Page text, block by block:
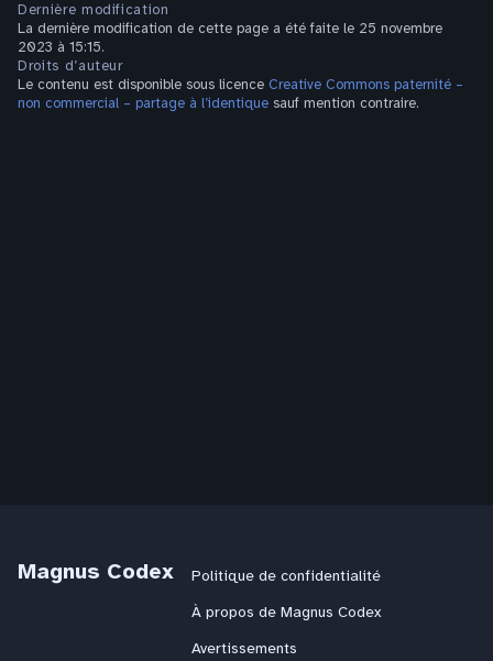
Dernière modification
La dernière modification de cette page a été faite le 25 novembre
2023 à 15:15.
Droits d’auteur
Le contenu est disponible sous licence Creative Commons paternité –
non commercial – partage à l’identique sauf mention contraire.
Magnus Codex
Politique de confidentialité
À propos de Magnus Codex
Avertissements